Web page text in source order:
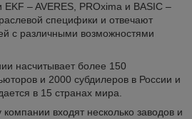
– AVERES, PROxima и BASIC –
специфики и отвечают
с различными возможностями
насчитывает более 150
и 2000 субдилеров в России и
в 15 странах мира.
входят несколько заводов и